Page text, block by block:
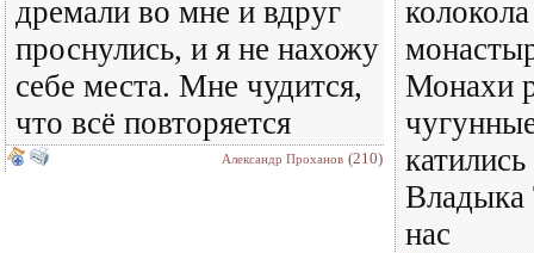
дремали во мне и вдруг
проснулись, и я не нахожу
себе места. Мне чудится,
что всё повторяется
Александр Проханов (210)
Монахи
Владыка
нас